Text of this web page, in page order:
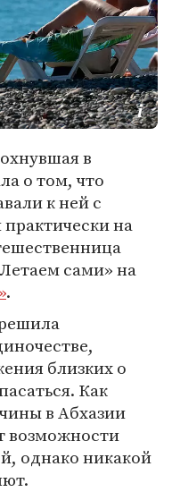
в
о том, что
к ней с
на
сами» на
.
близких о
Как
в Абхазии
возможности
однако никакой